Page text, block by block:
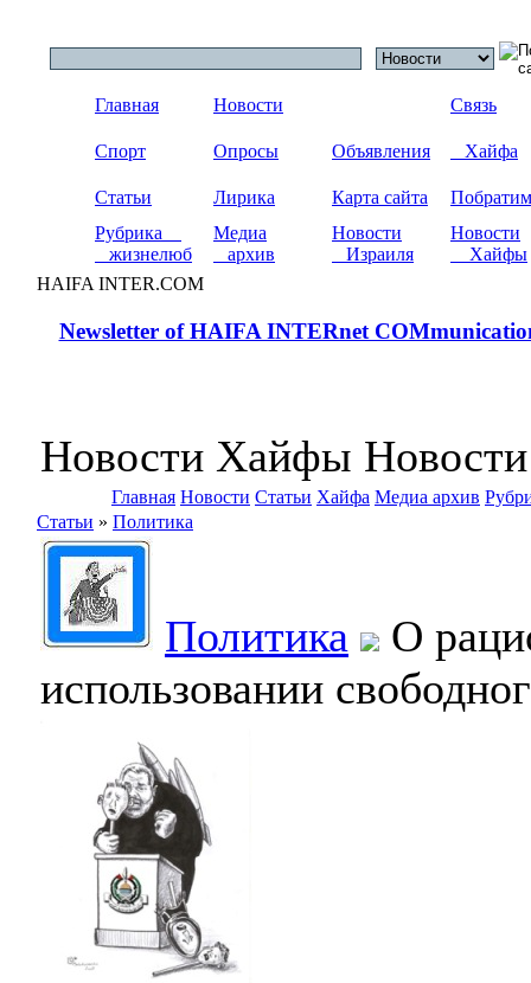
Главная Новости Связь
Спорт Опросы Объявления Хайфа
Статьи Лирика Карта сайта
Рубрика
жизнелюб
Медиа
архив
Новости
Израиля
Новости
Хайфы
HAIFA INTER.COM
Newsletter of HAIFA INTERnet
Новости Хайфы
Главная Новости Статьи Хайфа Медиа архив
Статьи » Политика
Политика
О
использовании